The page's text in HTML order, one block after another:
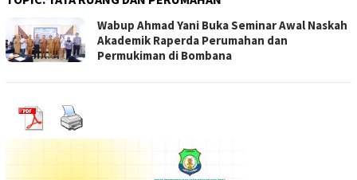
Wabup Ahmad Yani Buka Seminar Awal Naskah
Akademik Raperda Perumahan dan
Permukiman di Bombana